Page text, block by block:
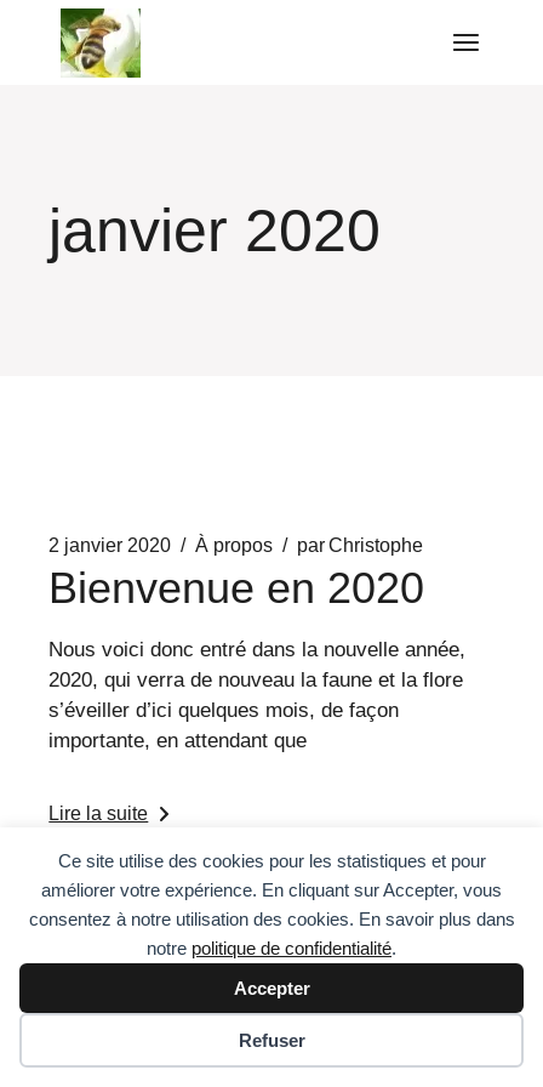
Ce site utilise des cookies pour les statistiques et pour
améliorer votre expérience. En cliquant sur Accepter, vous
consentez à notre utilisation des cookies. En savoir plus dans
notre politique de confidentialité.
Accepter
Refuser
contenu
janvier 2020
2 janvier 2020 À propos parChristophe
Bienvenue en 2020
Nous voici donc entré dans la nouvelle année,
2020, qui verra de nouveau la faune et la flore
s’éveiller d’ici quelques mois, de façon
importante, en attendant que
Lire la suite